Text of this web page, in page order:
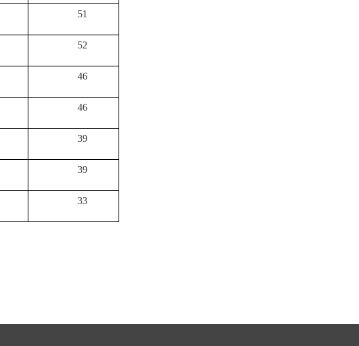
51
52
46
46
39
39
33